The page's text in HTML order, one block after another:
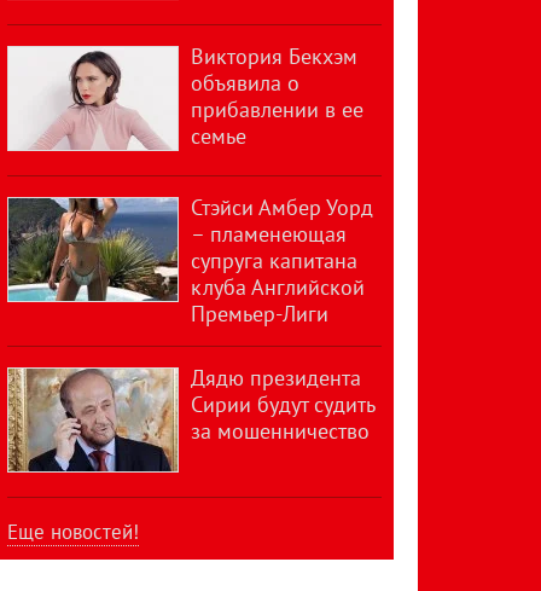
Виктория Бекхэм
объявила о
прибавлении в ее
семье
Стэйси Амбер Уорд
– пламенеющая
супруга капитана
клуба Английской
Премьер-Лиги
Дядю президента
Сирии будут судить
за мошенничество
Еще новостей!